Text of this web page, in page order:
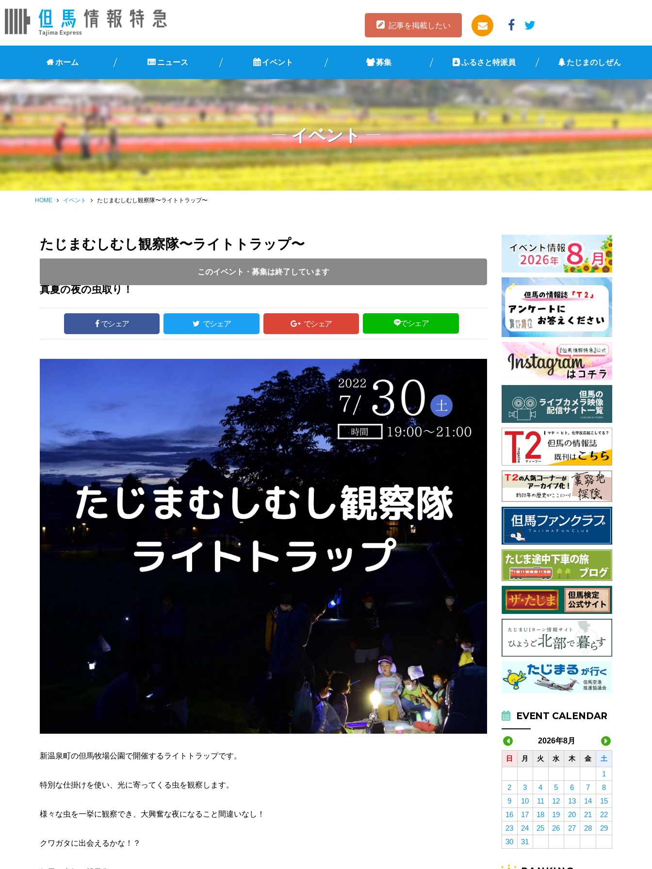
記事を掲載したい
ホーム ニュース イベント 募集 ふるさと特派員 たじまのしぜん
イベント
HOME イベント たじまむしむし観察隊〜ライトトラップ〜
たじまむしむし観察隊〜ライトトラップ〜
このイベント・募集は終了しています
開催時間 : 19:00 ～ 21:00
真夏の夜の虫取り！
でシェア でシェア でシェア でシェア
新温泉町の但馬牧場公園で開催するライトトラップです。
特別な仕掛けを使い、光に寄ってくる虫を観察します。
様々な虫を一挙に観察でき、大興奮な夜になること間違いなし！
クワガタに出会えるかな！？
EVENT CALENDAR
2026年8月
日 月 火 水 木 金 土
1
2
3 4 5 6 7
8
9
10 11 12 13 14
15
16
17 18 19 20 21
22
23
24 25 26 27 28
29
30
31